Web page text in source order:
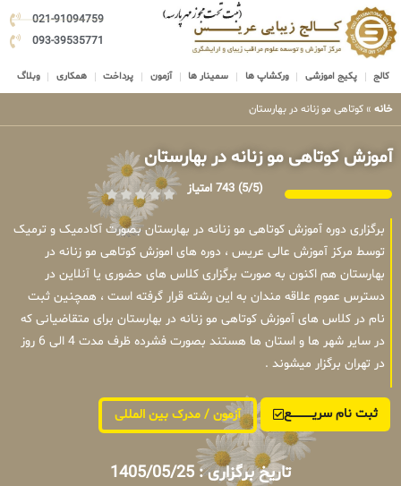
021-91094759
093-39535771
کالج پکیج اموزشی ورکشاپ ها سمینار ها آزمون پرداخت همکاری وبلاگ
خانه » کوتاهی مو زنانه در بهارستان
آموزش کوتاهی مو زنانه در بهارستان
(5/5) 743 امتیاز
برگزاری دوره آموزش کوتاهی مو زنانه در بهارستان بصورت آکادمیک و ترمیک
توسط مرکز آموزش عالی عریس ، دوره های اموزش کوتاهی مو زنانه در
بهارستان هم اکنون به صورت برگزاری کلاس های حضوری یا آنلاین در
دسترس عموم علاقه مندان به این رشته قرار گرفته است ، همچنین ثبت
نام در کلاس های آموزش کوتاهی مو زنانه در بهارستان برای متقاضیانی که
در سایر شهر ها و استان ها هستند بصورت فشرده ظرف مدت 4 الی 6 روز
در تهران برگزار میشوند .
ثبت نام سریــــــــــــع آزمون / مدرک بین المللی
تاریخ برگزاری : 1405/05/25